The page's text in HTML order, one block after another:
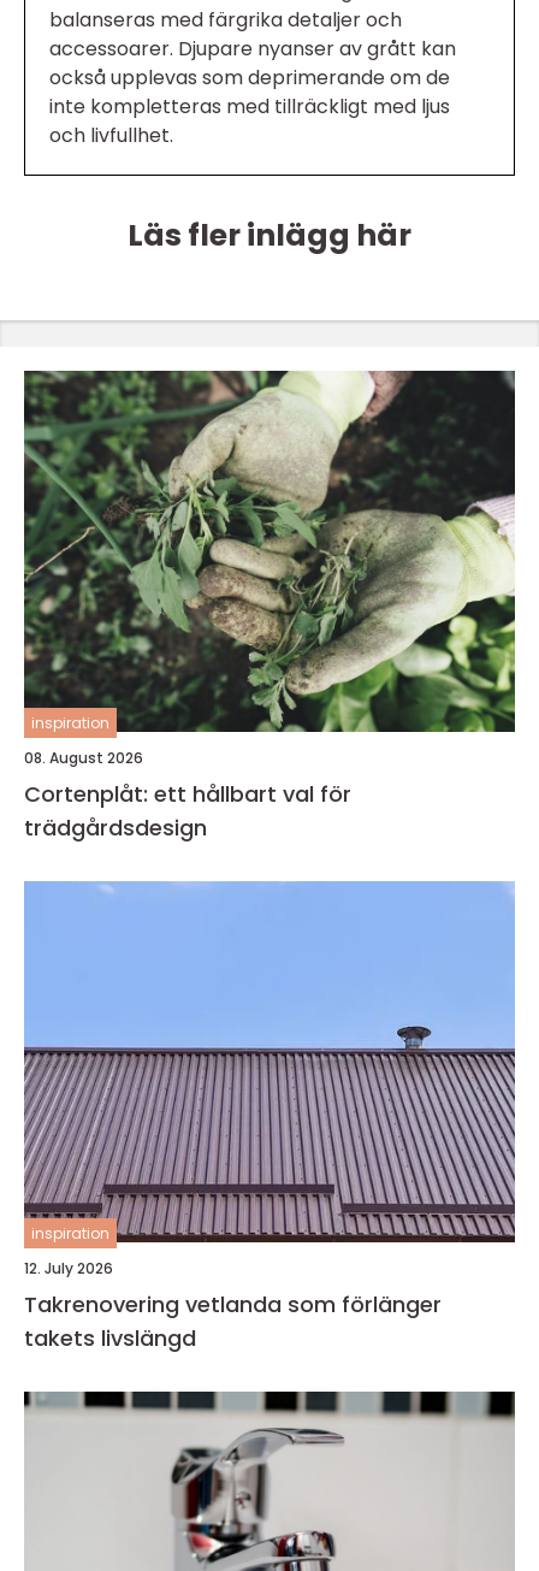
balanseras med färgrika detaljer och
accessoarer. Djupare nyanser av grått kan
också upplevas som deprimerande om de
inte kompletteras med tillräckligt med ljus
och livfullhet.
Läs fler inlägg här
inspiration
08. August 2026
Cortenplåt: ett hållbart val för
trädgårdsdesign
inspiration
12. July 2026
Takrenovering vetlanda som förlänger
takets livslängd